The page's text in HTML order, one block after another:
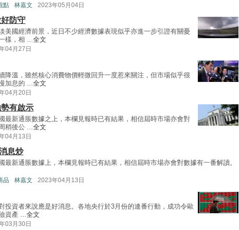
點 林嘉文 2023年05月04日
防守
美國經濟前景，近日不少經濟數據表現似乎亦進一步引證有關憂
樣，相 ...全文
04月27日
降溫，雖然核心消費物價輕微回升一度惹來關注，但市場似乎很
加息的 ...全文
04月20日
有啟示
最新通脹數據之上，本欄見報時已有結果，相信屆時市場亦會對
稍後公 ...全文
04月13日
息炒
最新通脹數據上，本欄見報時已有結果，相信屆時市場亦會對數據有一番解讀。
品 林嘉文 2023年04月13日
投資者來說應是好消息。各地央行於3月份的連番行動，成功令歐
資產 ...全文
03月30日